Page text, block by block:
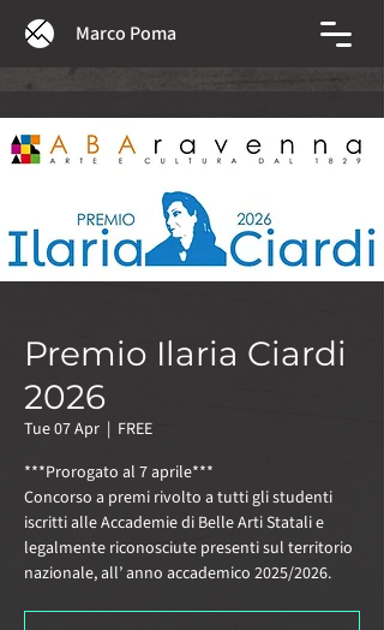
Marco Poma
Premio Ilaria Ciardi
2026
Tue 07 Apr
  |
FREE
***Prorogato al 7 aprile***
Concorso a premi rivolto a tutti gli studenti
iscritti alle Accademie di Belle Arti Statali e
legalmente riconosciute presenti sul territorio
nazionale, all’ anno accademico 2025/2026.